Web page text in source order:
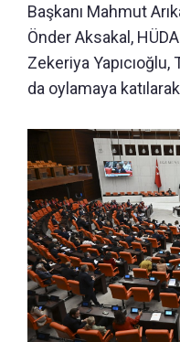
Başkanı Mahmut
Önder Aksakal,
Zekeriya Yapıcıoğlu,
da oylamaya